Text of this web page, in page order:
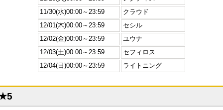
11/30(水)00:00～23:59
クラウド
12/01(木)00:00～23:59
セシル
12/02(金)00:00～23:59
ユウナ
12/03(土)00:00～23:59
セフィロス
12/04(日)00:00～23:59
ライトニング